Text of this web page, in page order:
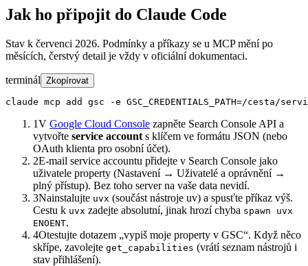
Jak ho připojit do Claude Code
Stav k červenci 2026. Podmínky a příkazy se u MCP mění po
měsících, čerstvý detail je vždy v oficiální dokumentaci.
terminál Zkopírovat
claude mcp add gsc -e GSC_CREDENTIALS_PATH=/cesta/
1V Google Cloud Console zapněte Search Console API a
vytvořte service account s klíčem ve formátu JSON (nebo
OAuth klienta pro osobní účet).
2E-mail service accountu přidejte v Search Console jako
uživatele property (Nastavení → Uživatelé a oprávnění →
plný přístup). Bez toho server na vaše data nevidí.
3Nainstalujte uvx (součást nástroje uv) a spusťte příkaz výš.
Cestu k uvx zadejte absolutní, jinak hrozí chyba spawn uvx
ENOENT.
4Otestujte dotazem „vypiš moje property v GSC“. Když něco
skřípe, zavolejte get_capabilities (vrátí seznam nástrojů i
stav přihlášení).